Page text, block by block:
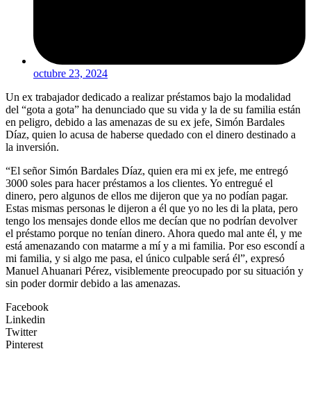
octubre 23, 2024
Un ex trabajador dedicado a realizar préstamos bajo la modalidad
del “gota a gota” ha denunciado que su vida y la de su familia están
en peligro, debido a las amenazas de su ex jefe, Simón Bardales
Díaz, quien lo acusa de haberse quedado con el dinero destinado a
la inversión.
“El señor Simón Bardales Díaz, quien era mi ex jefe, me entregó
3000 soles para hacer préstamos a los clientes. Yo entregué el
dinero, pero algunos de ellos me dijeron que ya no podían pagar.
Estas mismas personas le dijeron a él que yo no les di la plata, pero
tengo los mensajes donde ellos me decían que no podrían devolver
el préstamo porque no tenían dinero. Ahora quedo mal ante él, y me
está amenazando con matarme a mí y a mi familia. Por eso escondí a
mi familia, y si algo me pasa, el único culpable será él”, expresó
Manuel Ahuanari Pérez, visiblemente preocupado por su situación y
sin poder dormir debido a las amenazas.
Facebook
Linkedin
Twitter
Pinterest